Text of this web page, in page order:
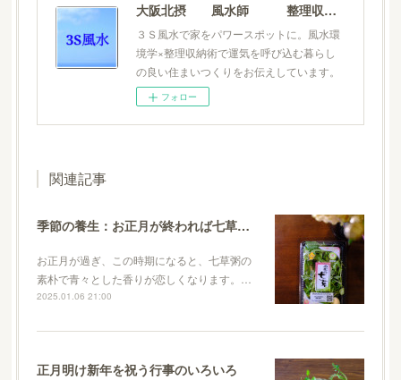
大阪北摂 風水師 整理収納士 松元広美
３Ｓ風水で家をパワースポットに。風水環
境学×整理収納術で運気を呼び込む暮らし
の良い住まいつくりをお伝えしています。
フォロー
関連記事
季節の養生：お正月が終われば七草粥で胃腸を休めて身体を整える
お正月が過ぎ、この時期になると、七草粥の
素朴で青々とした香りが恋しくなります。…
2025.01.06 21:00
正月明け新年を祝う行事のいろいろ